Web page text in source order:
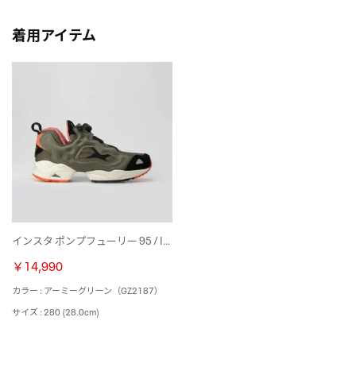
着用アイテム
インスタ ポンプフューリー 95 / INSTAPUMP FURY 95 （アーミーグリーン）
￥14,990
カラー : アーミーグリーン（GZ2187）
サイズ : 280 (28.0cm)